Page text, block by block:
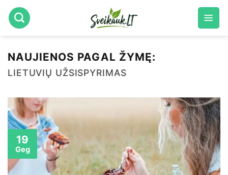
Skip
to
NAUJIENOS PAGAL ŽYMĘ:
LIETUVIŲ UŽSISPYRIMAS
19
Geg